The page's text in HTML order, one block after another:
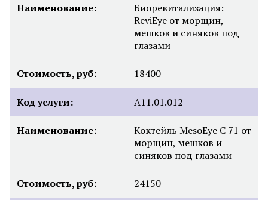
Наименование:
Биоревитализация:
ReviEye от морщин,
мешков и синяков под
глазами
Стоимость, руб: 18400
Код услуги: A11.01.012
Наименование:
Коктейль MesoEye C 71 от
морщин, мешков и
синяков под глазами
Стоимость, руб: 24150